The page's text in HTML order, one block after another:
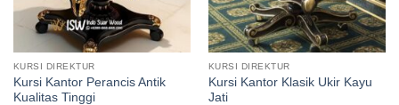
KURSI DIREKTUR
Kursi Kantor Perancis Antik
Kualitas Tinggi
KURSI DIREKTUR
Kursi Kantor Klasik Ukir Kayu
Jati